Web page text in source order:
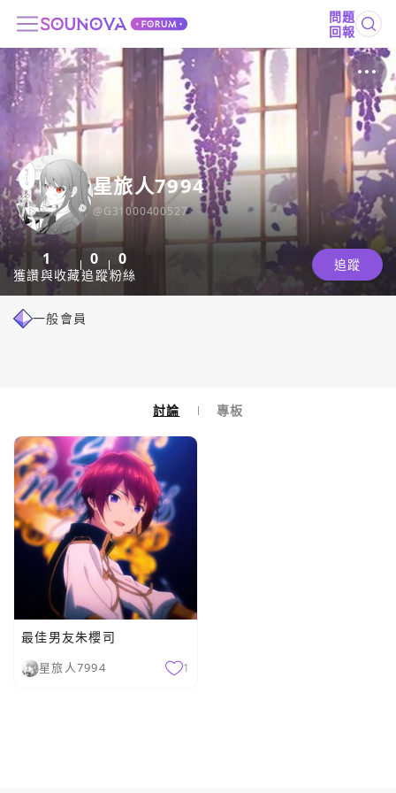
問題
回報
星旅人7994
@G31000400527
1
獲讚與收藏
0
追蹤
0
粉絲
追蹤
一般會員
討論 專板
最佳男友朱櫻司
星旅人7994 1